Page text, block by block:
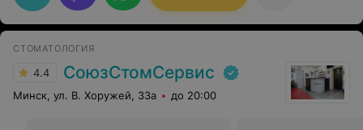
СТОМАТОЛОГИЯ
4.4 СоюзСтомСервис
Минск, ул. В. Хоружей, 33а до 20:00